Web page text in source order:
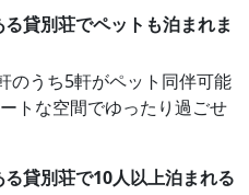
貸別荘でペットも泊まれま
のうち5軒がペット同伴可能
トな空間でゆったり過ごせ
貸別荘で10人以上泊まれる